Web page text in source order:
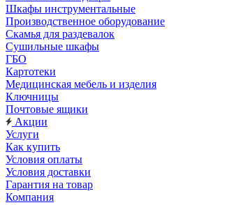
Шкафы инструментальные
Производственное оборудование
Скамья для раздевалок
Сушильные шкафы
ГБО
Картотеки
Медицинская мебель и изделия
Ключницы
Почтовые ящики
Акции
Услуги
Как купить
Условия оплаты
Условия доставки
Гарантия на товар
Компания